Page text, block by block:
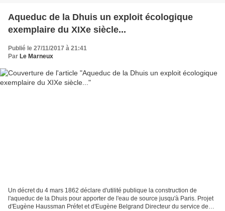
Aqueduc de la Dhuis un exploit écologique
exemplaire du XIXe siècle...
Publié le 27/11/2017 à 21:41
Par Le Marneux
Un décret du 4 mars 1862 déclare d'utilité publique la construction de
l'aqueduc de la Dhuis pour apporter de l'eau de source jusqu'à Paris. Projet
d'Eugène Haussman Préfet et d'Eugène Belgrand Directeur du service des